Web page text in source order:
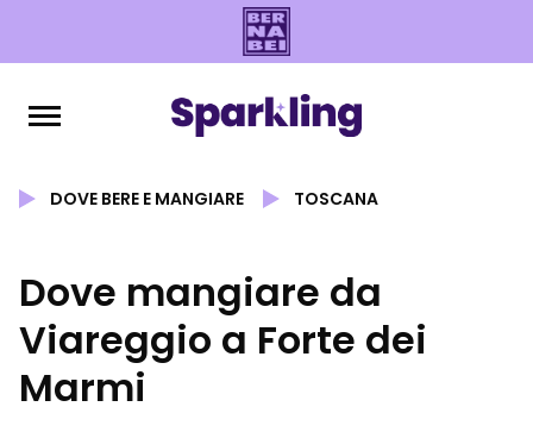
DOVE BERE E MANGIARE TOSCANA
Dove mangiare da
Viareggio a Forte dei
Marmi